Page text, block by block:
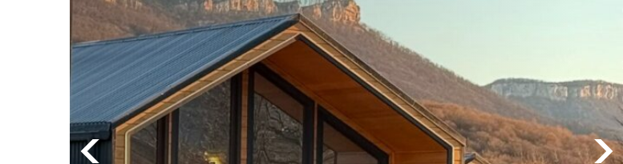
Previous Next